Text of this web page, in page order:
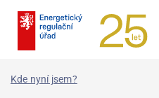
Kde nyní jsem?